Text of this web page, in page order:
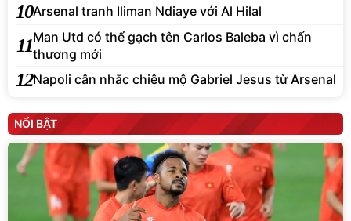
10Arsenal tranh Iliman Ndiaye với Al Hilal
11Man Utd có thể gạch tên Carlos Baleba vì chấn
thương mới
12Napoli cân nhắc chiêu mộ Gabriel Jesus từ Arsenal
NỔI BẬT